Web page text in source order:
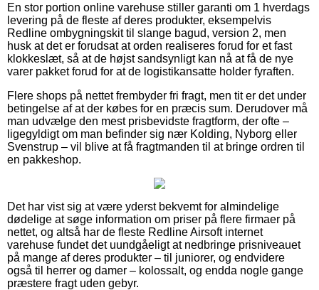
En stor portion online varehuse stiller garanti om 1 hverdags
levering på de fleste af deres produkter, eksempelvis
Redline ombygningskit til slange bagud, version 2, men
husk at det er forudsat at orden realiseres forud for et fast
klokkeslæt, så at de højst sandsynligt kan nå at få de nye
varer pakket forud for at de logistikansatte holder fyraften.
Flere shops på nettet frembyder fri fragt, men tit er det under
betingelse af at der købes for en præcis sum. Derudover må
man udvælge den mest prisbevidste fragtform, der ofte –
ligegyldigt om man befinder sig nær Kolding, Nyborg eller
Svenstrup – vil blive at få fragtmanden til at bringe ordren til
en pakkeshop.
Det har vist sig at være yderst bekvemt for almindelige
dødelige at søge information om priser på flere firmaer på
nettet, og altså har de fleste Redline Airsoft internet
varehuse fundet det uundgåeligt at nedbringe prisniveauet
på mange af deres produkter – til juniorer, og endvidere
også til herrer og damer – kolossalt, og endda nogle gange
præstere fragt uden gebyr.